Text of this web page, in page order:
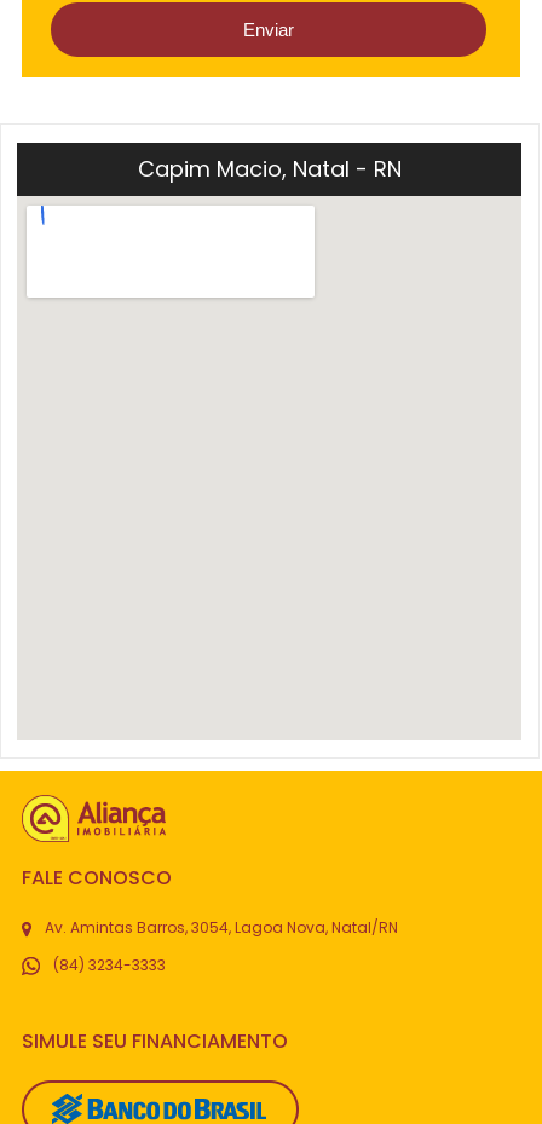
Capim Macio, Natal - RN
FALE CONOSCO
Av. Amintas Barros, 3054, Lagoa Nova, Natal/RN
(84) 3234-3333
SIMULE SEU FINANCIAMENTO